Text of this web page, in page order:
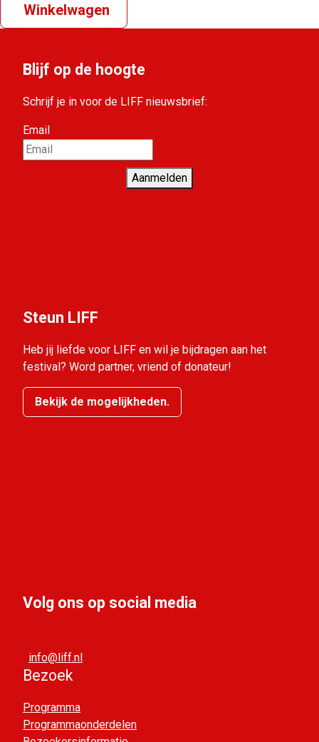
Winkelwagen
Blijf op de hoogte
Schrijf je in voor de LIFF nieuwsbrief:
Email
Aanmelden
Steun LIFF
Heb jij liefde voor LIFF en wil je bijdragen aan het
festival? Word partner, vriend of donateur!
Bekijk de mogelijkheden.
Volg ons op social media
info@liff.nl
Bezoek
Programma
Programmaonderdelen